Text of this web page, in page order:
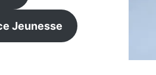
Jeunesse